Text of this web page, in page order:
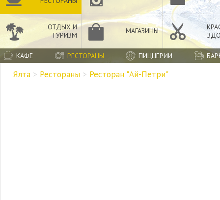
ОТДЫХ И
ТУРИЗМ
МАГАЗИНЫ
КАФЕ РЕСТОРАНЫ ПИЦЦЕРИИ
Ялта > Рестораны > Ресторан "Ай-Петри"